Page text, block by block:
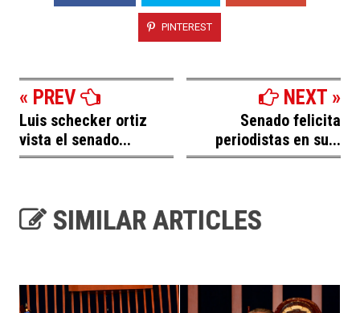
PINTEREST
« PREV
Luis schecker ortiz
vista el senado...
NEXT »
Senado felicita
periodistas en su...
SIMILAR ARTICLES